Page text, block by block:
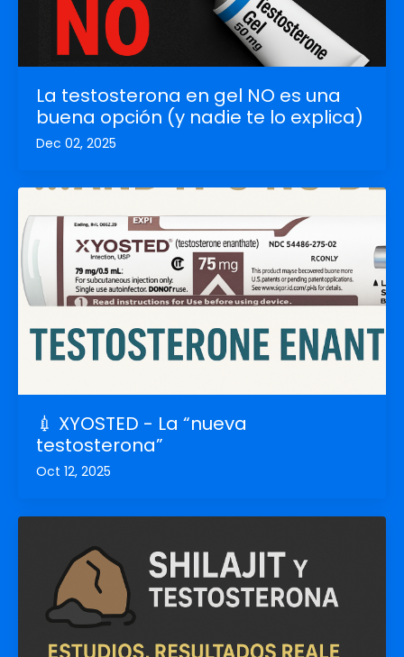
La testosterona en gel NO es una
buena opción (y nadie te lo explica)
Dec 02, 2025
💉 XYOSTED - La “nueva
testosterona”
Oct 12, 2025